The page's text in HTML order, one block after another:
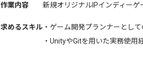
作業内容 新規オリジナルIPインディー
求めるスキル ・ゲーム開発プランナーとし
・UnityやGitを用いた実務使用